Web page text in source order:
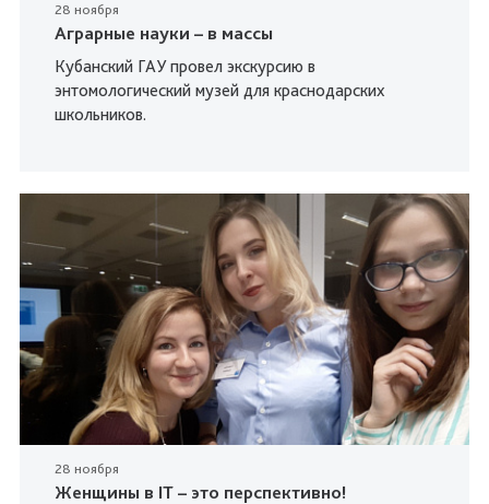
28 ноября
Аграрные науки – в массы
Кубанский ГАУ провел экскурсию в
энтомологический музей для краснодарских
школьников.
28 ноября
Женщины в IT – это перспективно!